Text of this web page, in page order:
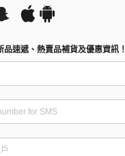
速遞、熱賣品補貨及優惠資訊！